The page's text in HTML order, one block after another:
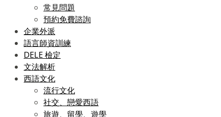
常見問題
預約免費諮詢
企業外派
語言師資訓練
DELE 檢定
文法解析
西語文化
流行文化
社交、戀愛西語
旅遊、留學、遊學